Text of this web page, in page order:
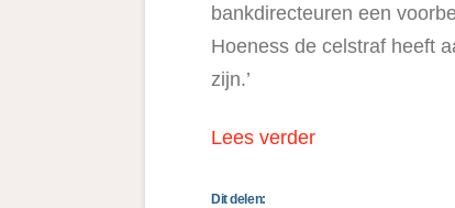
bankdirecteuren een
Hoeness de celstraf heeft
zijn.’
Lees verder
Dit delen: